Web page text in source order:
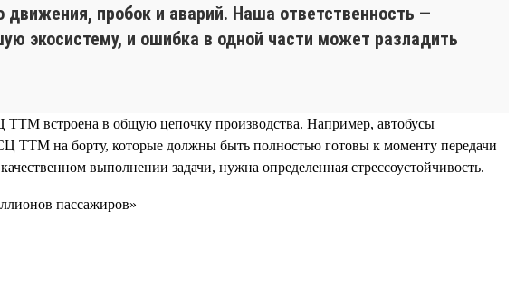
пробок и аварий. Наша ответственность —
экосистему, и ошибка в одной части может разладить
ТТМ встроена в общую цепочку производства. Например, автобусы
ТТМ на борту, которые должны быть полностью готовы к моменту передачи
выполнении задачи, нужна определенная стрессоустойчивость.